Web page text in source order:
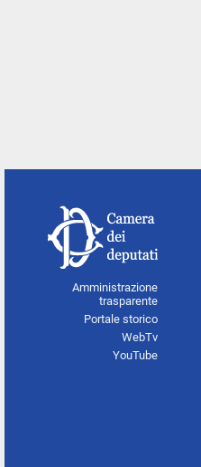
Amministrazione
trasparente
Portale storico
WebTv
YouTube